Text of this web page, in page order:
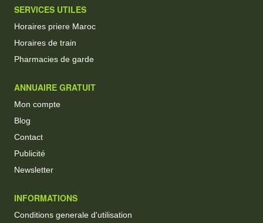
SERVICES UTILES
Horaires priere Maroc
Horaires de train
Pharmacies de garde
ANNUAIRE GRATUIT
Mon compte
Blog
Contact
Publicité
Newsletter
INFORMATIONS
Conditions generale d'utilisation